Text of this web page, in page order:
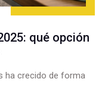
qué opción
ha crecido de forma